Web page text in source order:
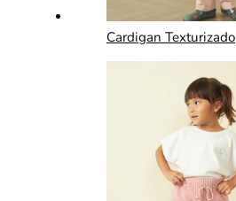
Cardigan Texturizado